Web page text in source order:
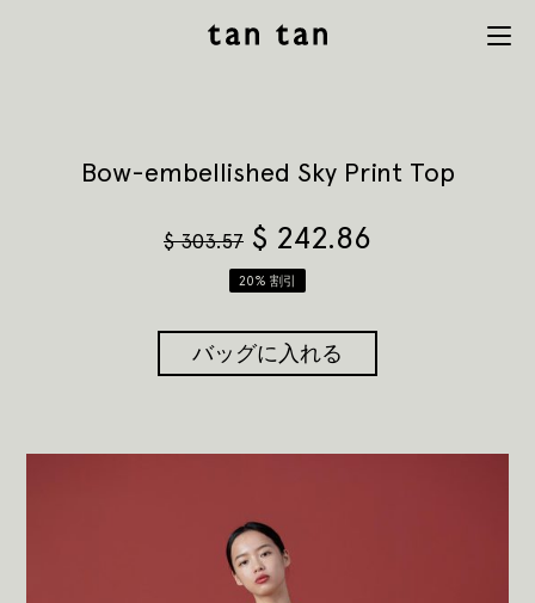
Bow-embellished Sky Print Top
$ 303.57 $ 242.86
20% 割引
バッグに入れる